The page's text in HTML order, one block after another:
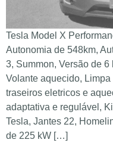
Tesla Model X
Autonomia de 548km,
3, Summon, Versão de
Volante aquecido,
traseiros eletricos e
adaptativa e regulável,
Tesla, Jantes 22,
de 225 kW […]